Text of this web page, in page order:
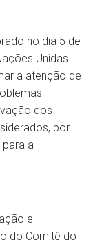
no dia 5 de
Unidas
a atenção de
dos
por
para a
e
do Comitê do